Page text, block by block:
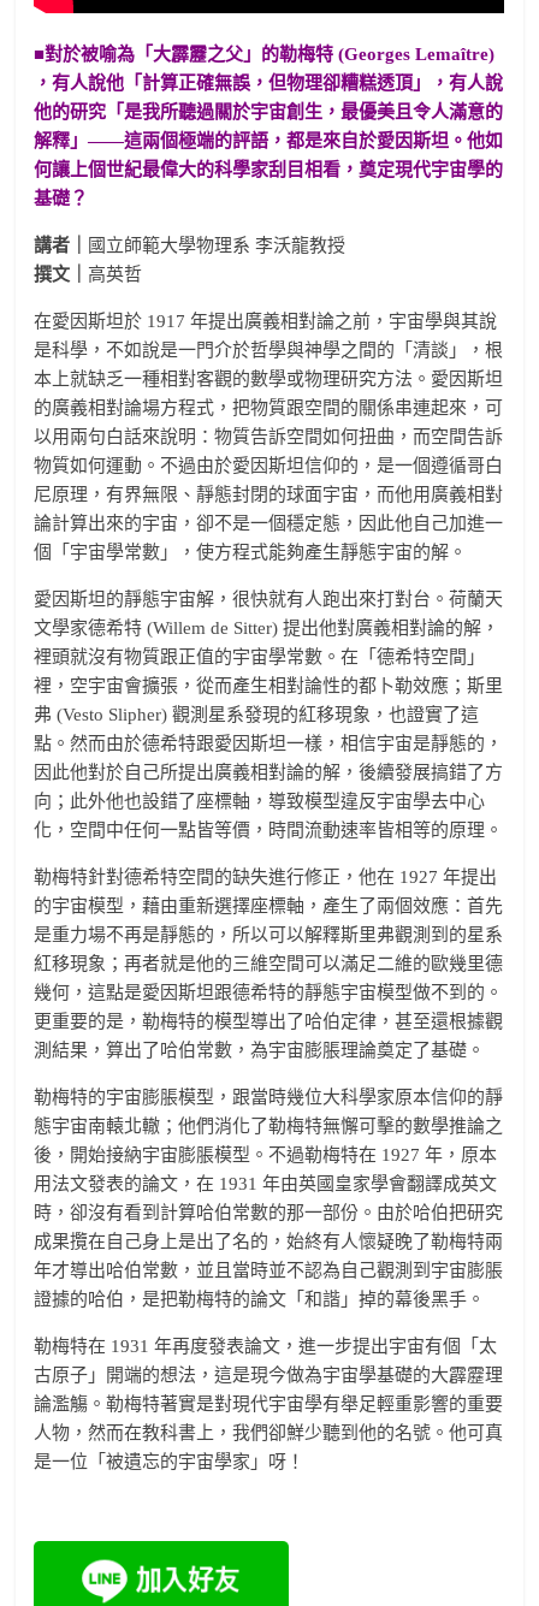
■對於被喻為「大霹靂之父」的勒梅特 (Georges Lemaître)
，有人說他「計算正確無誤，但物理卻糟糕透頂」，有人說
他的研究「是我所聽過關於宇宙創生，最優美且令人滿意的
解釋」——這兩個極端的評語，都是來自於愛因斯坦。他如
何讓上個世紀最偉大的科學家刮目相看，奠定現代宇宙學的
基礎？
講者｜
國立師範大學物理系 李沃龍教授
撰文｜ 高英哲
在愛因斯坦於 1917 年提出廣義相對論之前，宇宙學與其說
是科學，不如說是一門介於哲學與神學之間的「清談」，根
本上就缺乏一種相對客觀的數學或物理研究方法。愛因斯坦
的廣義相對論場方程式，把物質跟空間的關係串連起來，可
以用兩句白話來說明：物質告訴空間如何扭曲，而空間告訴
物質如何運動。不過由於愛因斯坦信仰的，是一個遵循哥白
尼原理，有界無限、靜態封閉的球面宇宙，而他用廣義相對
論計算出來的宇宙，卻不是一個穩定態，因此他自己加進一
個「宇宙學常數」，使方程式能夠產生靜態宇宙的解。
愛因斯坦的靜態宇宙解，很快就有人跑出來打對台。荷蘭天
文學家德希特 (Willem de Sitter) 提出他對廣義相對論的解，
裡頭就沒有物質跟正值的宇宙學常數。在「德希特空間」
裡，空宇宙會擴張，從而產生相對論性的都卜勒效應；斯里
弗 (Vesto Slipher) 觀測星系發現的紅移現象，也證實了這
點。然而由於德希特跟愛因斯坦一樣，相信宇宙是靜態的，
因此他對於自己所提出廣義相對論的解，後續發展搞錯了方
向；此外他也設錯了座標軸，導致模型違反宇宙學去中心
化，空間中任何一點皆等價，時間流動速率皆相等的原理。
勒梅特針對德希特空間的缺失進行修正，他在 1927 年提出
的宇宙模型，藉由重新選擇座標軸，產生了兩個效應：首先
是重力場不再是靜態的，所以可以解釋斯里弗觀測到的星系
紅移現象；再者就是他的三維空間可以滿足二維的歐幾里德
幾何，這點是愛因斯坦跟德希特的靜態宇宙模型做不到的。
更重要的是，勒梅特的模型導出了哈伯定律，甚至還根據觀
測結果，算出了哈伯常數，為宇宙膨脹理論奠定了基礎。
勒梅特的宇宙膨脹模型，跟當時幾位大科學家原本信仰的靜
態宇宙南轅北轍；他們消化了勒梅特無懈可擊的數學推論之
後，開始接納宇宙膨脹模型。不過勒梅特在 1927 年，原本
用法文發表的論文，在 1931 年由英國皇家學會翻譯成英文
時，卻沒有看到計算哈伯常數的那一部份。由於哈伯把研究
成果攬在自己身上是出了名的，始終有人懷疑晚了勒梅特兩
年才導出哈伯常數，並且當時並不認為自己觀測到宇宙膨脹
證據的哈伯，是把勒梅特的論文「和諧」掉的幕後黑手。
勒梅特在 1931 年再度發表論文，進一步提出宇宙有個「太
古原子」開端的想法，這是現今做為宇宙學基礎的大霹靂理
論濫觴。勒梅特著實是對現代宇宙學有舉足輕重影響的重要
人物，然而在教科書上，我們卻鮮少聽到他的名號。他可真
是一位「被遺忘的宇宙學家」呀！